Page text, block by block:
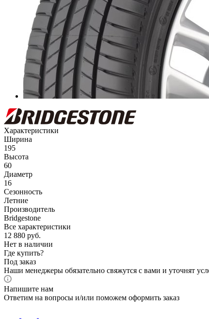
Характеристики
Ширина
195
Высота
60
Диаметр
16
Сезонность
Летние
Производитель
Bridgestone
Все характеристики
12 880 руб.
Нет в наличии
Где купить?
Под заказ
Наши менеджеры обязательно свяжутся с вами и уточнят
Напишите нам
Ответим на вопросы и/или поможем оформить заказ